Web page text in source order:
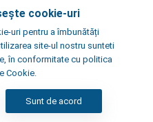
cookie-uri
uri pentru a îmbunătăți
site-ul nostru sunteti
în conformitate cu politica
Cookie.
Sunt de acord